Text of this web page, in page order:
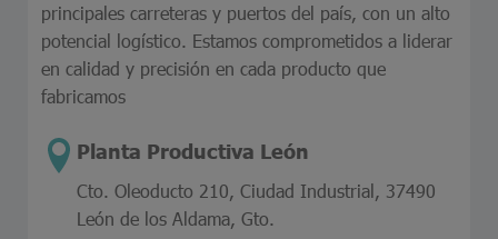
principales carreteras y puertos del país, con un alto
potencial logístico. Estamos comprometidos a liderar
en calidad y precisión en cada producto que
fabricamos
Planta Productiva León
Cto. Oleoducto 210, Ciudad Industrial, 37490
León de los Aldama, Gto.